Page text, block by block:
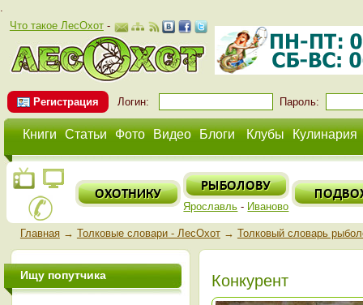
.
Что такое ЛесОхот-
Регистрация Логин: Пароль:
Книги Статьи Фото Видео Блоги Клубы Кулинария
Ярославль - Иваново
Главная→ Толковые словари - ЛесОхот→ Толковый словарь
Конкурент
Ищу попутчика